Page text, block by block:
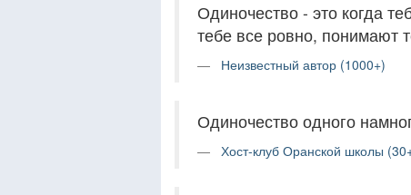
Одиночество - это когда
тебе все ровно, понимают
Неизвестный автор (1000+)
Одиночество одного
Хост-клуб Оранской школы